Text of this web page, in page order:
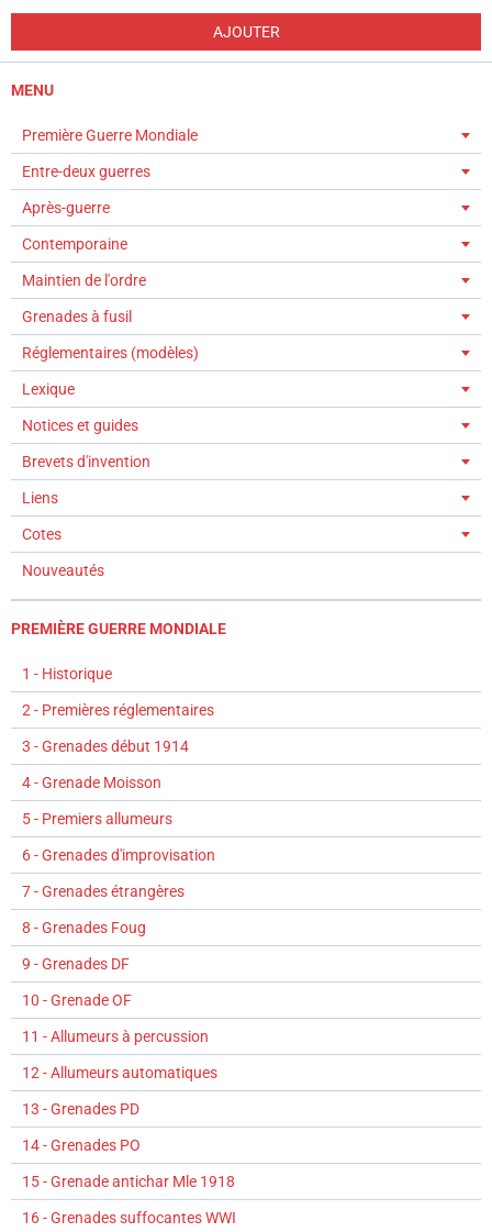
AJOUTER
MENU
Première Guerre Mondiale
Entre-deux guerres
Après-guerre
Contemporaine
Maintien de l'ordre
Grenades à fusil
Réglementaires (modèles)
Lexique
Notices et guides
Brevets d'invention
Liens
Cotes
Nouveautés
PREMIÈRE GUERRE MONDIALE
1 - Historique
2 - Premières réglementaires
3 - Grenades début 1914
4 - Grenade Moisson
5 - Premiers allumeurs
6 - Grenades d'improvisation
7 - Grenades étrangères
8 - Grenades Foug
9 - Grenades DF
10 - Grenade OF
11 - Allumeurs à percussion
12 - Allumeurs automatiques
13 - Grenades PD
14 - Grenades PO
15 - Grenade antichar Mle 1918
16 - Grenades suffocantes WWI